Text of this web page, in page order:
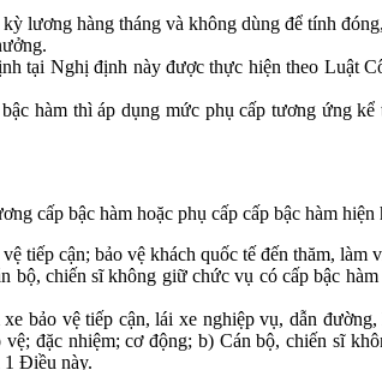
lương hàng tháng và không dùng để tính
tại Nghị định này được thực hiện theo Luật
hàm thì áp dụng mức phụ cấp tương ứng
cấp bậc hàm hoặc phụ cấp cấp bậc hàm
tiếp cận; bảo vệ khách quốc tế đến thăm,
chiến sĩ không giữ chức vụ có cấp bậc
bảo vệ tiếp cận, lái xe nghiệp vụ, dẫn
đặc nhiệm; cơ động; b) Cán bộ, chiến sĩ
1 Điều này.